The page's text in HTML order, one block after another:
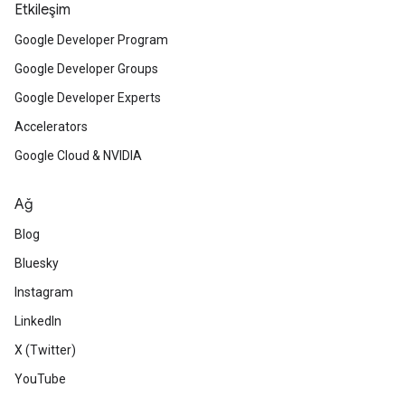
Etkileşim
Google Developer Program
Google Developer Groups
Google Developer Experts
Accelerators
Google Cloud & NVIDIA
Ağ
Blog
Bluesky
Instagram
LinkedIn
X (Twitter)
YouTube